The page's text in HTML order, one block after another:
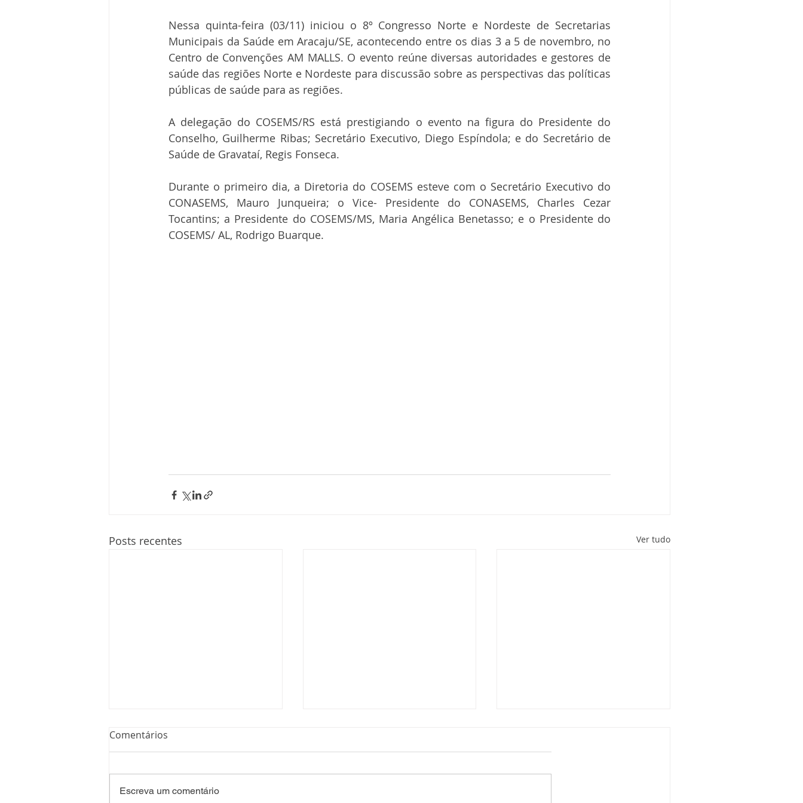
Nessa quinta-feira (03/11) iniciou o 8º Congresso Norte e Nordeste de Secretarias
Municipais da Saúde em Aracaju/SE, acontecendo entre os dias 3 a 5 de novembro, no
Centro de Convenções AM MALLS. O evento reúne diversas autoridades e gestores de
saúde das regiões Norte e Nordeste para discussão sobre as perspectivas das políticas
públicas de saúde para as regiões.
A delegação do COSEMS/RS está prestigiando o evento na figura do Presidente do
Conselho, Guilherme Ribas; Secretário Executivo, Diego Espíndola; e do Secretário de
Saúde de Gravataí, Regis Fonseca.
Durante o primeiro dia, a Diretoria do COSEMS esteve com o Secretário Executivo do
CONASEMS, Mauro Junqueira; o Vice- Presidente do CONASEMS, Charles Cezar
Tocantins; a Presidente do COSEMS/MS, Maria Angélica Benetasso; e o Presidente do
COSEMS/ AL, Rodrigo Buarque.
Posts recentes Ver tudo
Comentários
Escreva um comentário